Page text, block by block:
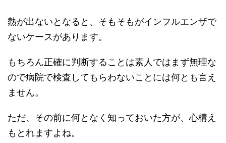
熱が出ないとなると、そもそもがインフルエンザで
ないケースがあります。
もちろん正確に判断することは素人ではまず無理な
ので病院で検査してもらわないことには何とも言え
ません。
ただ、その前に何となく知っておいた方が、心構え
もとれますよね。